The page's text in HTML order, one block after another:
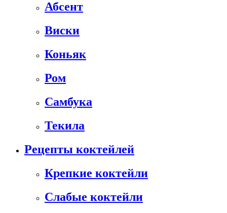
Абсент
Виски
Коньяк
Ром
Самбука
Текила
Рецепты коктейлей
Крепкие коктейли
Слабые коктейли